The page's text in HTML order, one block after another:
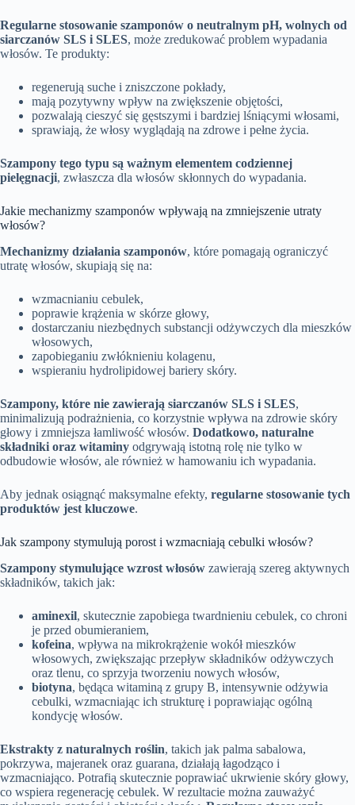
Regularne stosowanie szamponów o neutralnym pH, wolnych od
siarczanów SLS i SLES, może zredukować problem wypadania
włosów. Te produkty:
regenerują suche i zniszczone pokłady,
mają pozytywny wpływ na zwiększenie objętości,
pozwalają cieszyć się gęstszymi i bardziej lśniącymi włosami,
sprawiają, że włosy wyglądają na zdrowe i pełne życia.
Szampony tego typu są ważnym elementem codziennej
pielęgnacji, zwłaszcza dla włosów skłonnych do wypadania.
Jakie mechanizmy szamponów wpływają na zmniejszenie utraty
włosów?
Mechanizmy działania szamponów, które pomagają ograniczyć
utratę włosów, skupiają się na:
wzmacnianiu cebulek,
poprawie krążenia w skórze głowy,
dostarczaniu niezbędnych substancji odżywczych dla mieszków
włosowych,
zapobieganiu zwłóknieniu kolagenu,
wspieraniu hydrolipidowej bariery skóry.
Szampony, które nie zawierają siarczanów SLS i SLES,
minimalizują podrażnienia, co korzystnie wpływa na zdrowie skóry
głowy i zmniejsza łamliwość włosów. Dodatkowo, naturalne
składniki oraz witaminy odgrywają istotną rolę nie tylko w
odbudowie włosów, ale również w hamowaniu ich wypadania.
Aby jednak osiągnąć maksymalne efekty, regularne stosowanie tych
produktów jest kluczowe.
Jak szampony stymulują porost i wzmacniają cebulki włosów?
Szampony stymulujące wzrost włosów zawierają szereg aktywnych
składników, takich jak:
aminexil, skutecznie zapobiega twardnieniu cebulek, co chroni
je przed obumieraniem,
kofeina, wpływa na mikrokrążenie wokół mieszków
włosowych, zwiększając przepływ składników odżywczych
oraz tlenu, co sprzyja tworzeniu nowych włosów,
biotyna, będąca witaminą z grupy B, intensywnie odżywia
cebulki, wzmacniając ich strukturę i poprawiając ogólną
kondycję włosów.
Ekstrakty z naturalnych roślin, takich jak palma sabalowa,
pokrzywa, majeranek oraz guarana, działają łagodząco i
wzmacniająco. Potrafią skutecznie poprawiać ukrwienie skóry głowy,
co wspiera regenerację cebulek. W rezultacie można zauważyć